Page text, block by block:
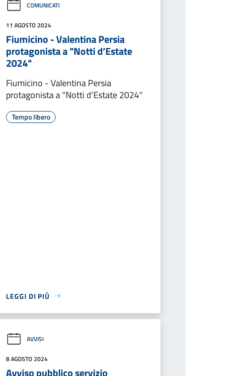
COMUNICATI
11 AGOSTO 2024
Fiumicino - Valentina Persia
protagonista a "Notti d’Estate
2024"
Fiumicino - Valentina Persia
protagonista a "Notti d’Estate 2024"
Tempo libero
LEGGI DI PIÙ
AVVISI
8 AGOSTO 2024
Avviso pubblico servizio